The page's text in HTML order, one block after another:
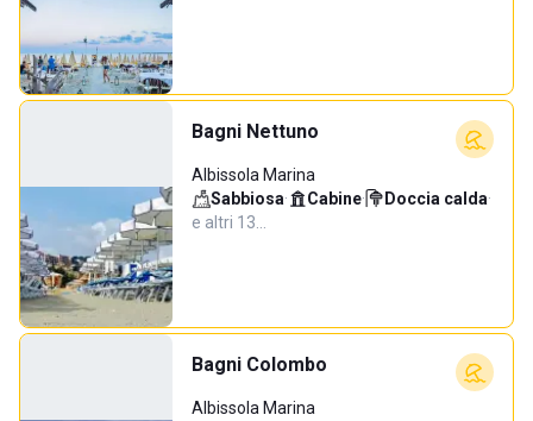
Bagni Nettuno
Albissola Marina
Sabbiosa· Cabine· Doccia calda·
e altri 13…
Bagni Colombo
Albissola Marina